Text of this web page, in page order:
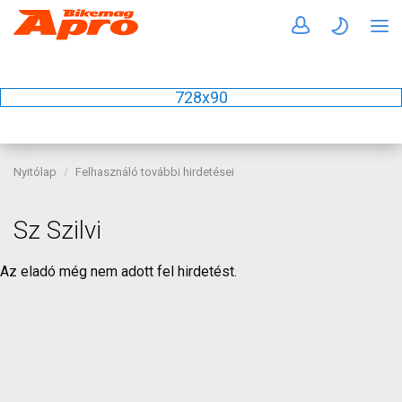
728x90
Nyitólap Felhasználó további hirdetései
Sz Szilvi
Az eladó még nem adott fel hirdetést.